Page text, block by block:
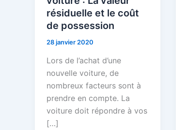
résiduelle et le coût
de possession
28 janvier 2020
Lors de l’achat d’une
nouvelle voiture, de
nombreux facteurs sont à
prendre en compte. La
voiture doit répondre à vos
[…]